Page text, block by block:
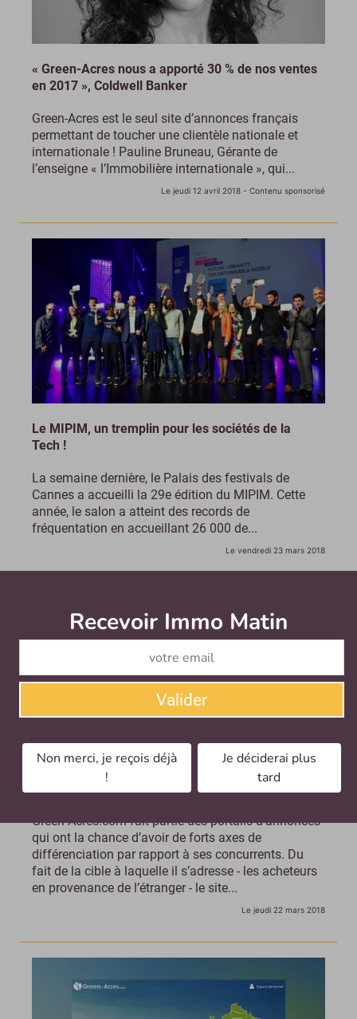
« Green-Acres nous a apporté 30 % de nos ventes
en 2017 », Coldwell Banker
Green-Acres est le seul site d’annonces français
permettant de toucher une clientèle nationale et
internationale ! Pauline Bruneau, Gérante de
l’enseigne « l’Immobilière internationale », qui...
Le jeudi 12 avril 2018 - Contenu sponsorisé
Le MIPIM, un tremplin pour les sociétés de la
Tech !
La semaine dernière, le Palais des festivals de
Cannes a accueilli la 29e édition du MIPIM. Cette
année, le salon a atteint des records de
fréquentation en accueillant 26 000 de...
Le vendredi 23 mars 2018
3 min avec Benoît Galy, Green-Acres.com
Green-Acres.com fait partie des portails d’annonces
qui ont la chance d’avoir de forts axes de
différenciation par rapport à ses concurrents. Du
fait de la cible à laquelle il s’adresse - les acheteurs
en provenance de l’étranger - le site...
Le jeudi 22 mars 2018
Recevoir Immo Matin
Valider
Non merci, je reçois déjà
!
Je déciderai plus
tard